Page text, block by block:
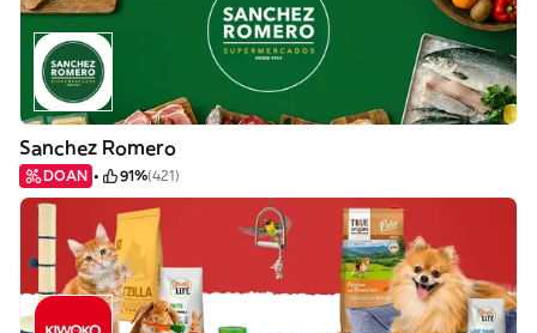
Sanchez Romero
DOAN 91%(421)